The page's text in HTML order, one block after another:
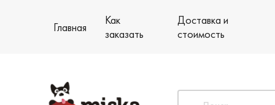
Главная
Как
заказать
Доставка и
стоимость